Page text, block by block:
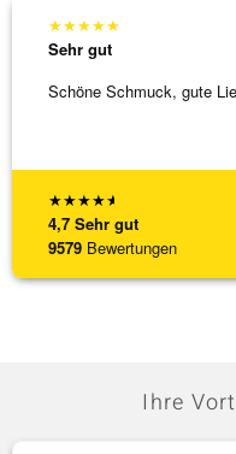
★★★★★
4,7 Sehr gut
9579 Bewertungen
★★★★★
Sehr gut
Schöne Schmuck, gute
Ihre